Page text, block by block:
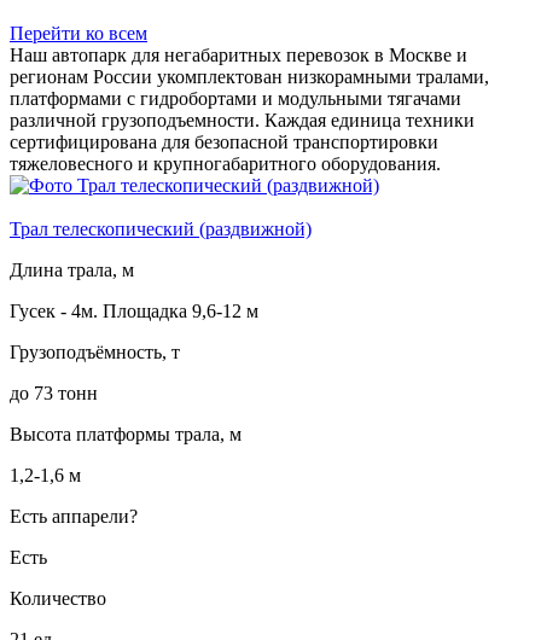
Перейти ко всем
Наш автопарк для негабаритных перевозок в Москве и
регионам России укомплектован низкорамными тралами,
платформами с гидробортами и модульными тягачами
различной грузоподъемности. Каждая единица техники
сертифицирована для безопасной транспортировки
тяжеловесного и крупногабаритного оборудования.
Трал телескопический (раздвижной)
Длина трала, м
Гусек - 4м. Площадка 9,6-12 м
Грузоподъёмность, т
до 73 тонн
Высота платформы трала, м
1,2-1,6 м
Есть аппарели?
Есть
Количество